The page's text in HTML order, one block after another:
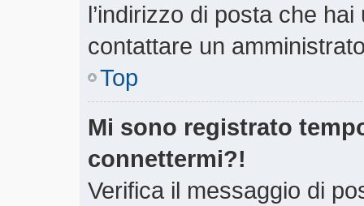
l’indirizzo di posta che
contattare un
Top
Mi sono registrato
connettermi?!
Verifica il messaggio di